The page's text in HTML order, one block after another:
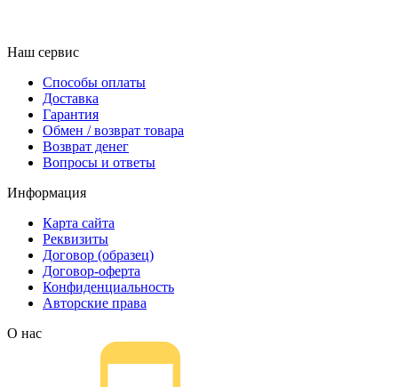
Наш сервис
Способы оплаты
Доставка
Гарантия
Обмен / возврат товара
Возврат денег
Вопросы и ответы
Информация
Карта сайта
Реквизиты
Договор (образец)
Договор-оферта
Конфиденциальность
Авторские права
О нас